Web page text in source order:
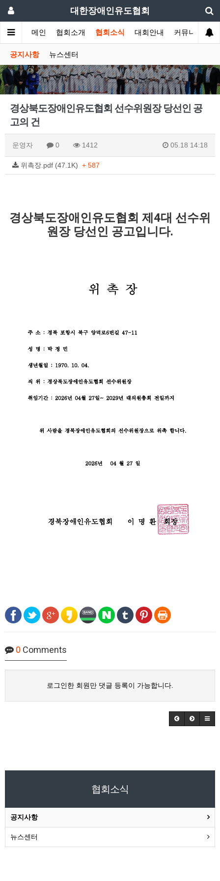
대한장애인유도협회
메인 협회소개 협회소식 대회안내 커뮤니티
공지사항 뉴스센터
경상북도장애인유도협회 선수위원장 당선인 공
고의 건
운영자 0 1412 05.18 14:18
위촉장.pdf (47.1K) + 587
​경상북도장애인유도협회 제4대 선수위
원장 당선인 공고입니다.
0 Comments
로그인한 회원만 댓글 등록이 가능합니다.
협회소식
공지사항
뉴스센터